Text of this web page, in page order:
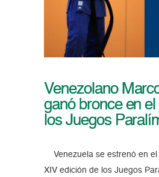
Venezolano
ganó bronce en
los Juegos
Venezuela se estrenó en el
XIV edición de los Juegos